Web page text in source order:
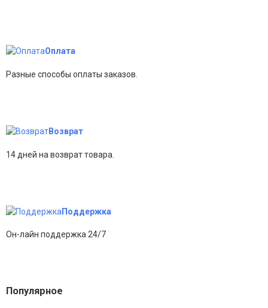
Оплата
Разные способы оплаты заказов.
Возврат
14 дней на возврат товара.
Поддержка
Он-лайн поддержка 24/7
Популярное